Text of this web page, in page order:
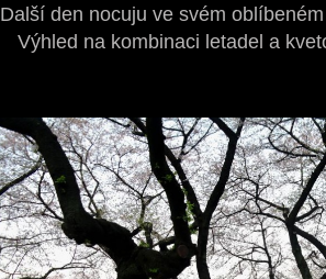
Další den nocuju ve svém
Výhled na kombinaci letadel a